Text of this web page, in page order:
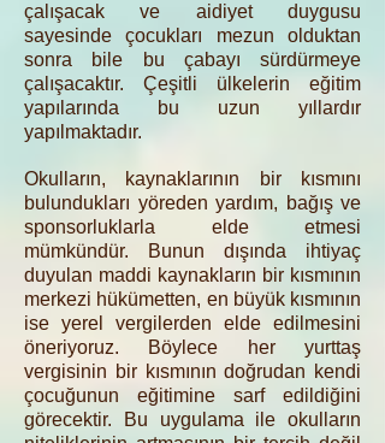
çalışacak ve aidiyet duygusu
sayesinde çocukları mezun olduktan
sonra bile bu çabayı sürdürmeye
çalışacaktır. Çeşitli ülkelerin eğitim
yapılarında bu uzun yıllardır
yapılmaktadır.
Okulların, kaynaklarının bir kısmını
bulundukları yöreden yardım, bağış ve
sponsorluklarla elde etmesi
mümkündür. Bunun dışında ihtiyaç
duyulan maddi kaynakların bir kısmının
merkezi hükümetten, en büyük kısmının
ise yerel vergilerden elde edilmesini
öneriyoruz. Böylece her yurttaş
vergisinin bir kısmının doğrudan kendi
çocuğunun eğitimine sarf edildiğini
görecektir. Bu uygulama ile okulların